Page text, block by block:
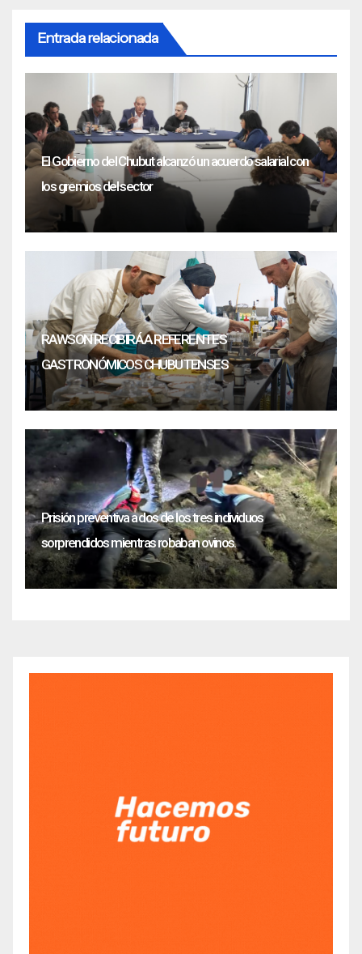
Entrada relacionada
El Gobierno del Chubut alcanzó un acuerdo salarial con
los gremios del sector
RAWSON RECIBIRÁ A REFERENTES
GASTRONÓMICOS CHUBUTENSES
Prisión preventiva a dos de los tres individuos
sorprendidos mientras robaban ovinos.